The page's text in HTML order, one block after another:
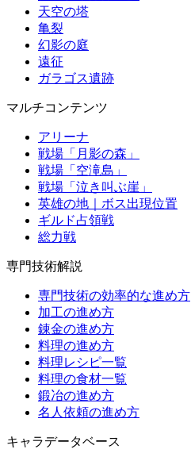
天空の塔
亀裂
幻影の庭
遠征
ガラゴス遺跡
マルチコンテンツ
アリーナ
戦場「月影の森」
戦場「空滝島」
戦場「泣き叫ぶ崖」
英雄の地｜ボス出現位置
ギルド占領戦
総力戦
専門技術解説
専門技術の効率的な進め方
加工の進め方
錬金の進め方
料理の進め方
料理レシピ一覧
料理の食材一覧
鍛冶の進め方
名人依頼の進め方
キャラデータベース